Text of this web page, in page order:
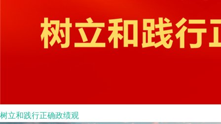
树立和践行正确政绩观